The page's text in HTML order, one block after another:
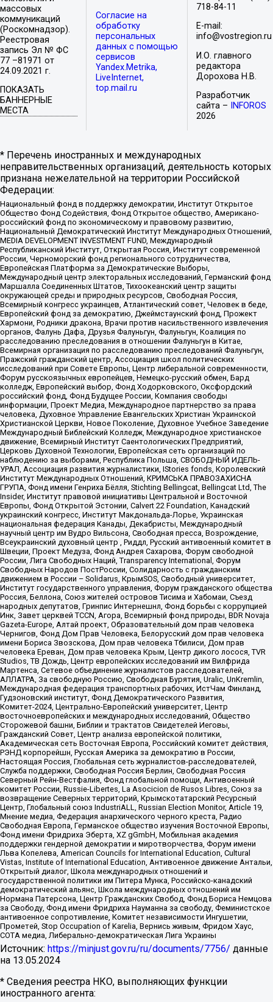
массовых
коммуникаций
(Роскомнадзор).
Реестровая
запись Эл № ФС
77 –81971 от
24.09.2021 г.
ПОКАЗАТЬ
БАННЕРНЫЕ
МЕСТА
Согласие на
обработку
персональных
данных с помощью
сервисов
Yandex.Metrika,
LiveInternet,
top.mail.ru
718-84-11
E-mail:
info@vostregion.ru
И.О. главного
редактора
Дорохова Н.В.
Разработчик
сайта –
INFOROS
2026
* Перечень иностранных и международных
неправительственных организаций, деятельность которых
признана нежелательной на территории Российской
Федерации:
Национальный фонд в поддержку демократии, Институт Открытое
Общество Фонд Содействия, Фонд Открытое общество, Американо-
российский фонд по экономическому и правовому развитию,
Национальный Демократический Институт Международных Отношений,
MEDIA DEVELOPMENT INVESTMENT FUND, Международный
Республиканский Институт, Открытая Россия, Институт современной
России, Черноморский фонд регионального сотрудничества,
Европейская Платформа за Демократические Выборы,
Международный центр электоральных исследований, Германский фонд
Маршалла Соединенных Штатов, Тихоокеанский центр защиты
окружающей среды и природных ресурсов, Свободная Россия,
Всемирный конгресс украинцев, Атлантический совет, Человек в беде,
Европейский фонд за демократию, Джеймстаунский фонд, Прожект
Хармони, Родники дракона, Врачи против насильственного извлечения
органов, Фалунь Дафа, Друзья Фалуньгун, Фалуньгун, Коалиция по
расследованию преследования в отношении Фалуньгун в Китае,
Всемирная организация по расследованию преследований Фалуньгун,
Пражский гражданский центр, Ассоциация школ политических
исследований при Совете Европы, Центр либеральной современности,
Форум русскоязычных европейцев, Немецко-русский обмен, Бард
колледж, Европейский выбор, Фонд Ходорковского, Оксфордский
российский фонд, Фонд Будущее России, Компания свободы
информации, Проект Медиа, Международное партнерство за права
человека, Духовное Управление Евангельских Христиан Украинской
Христианской Церкви, Новое Поколение, Духовное Учебное Заведение
Международный Библейский Колледж, Международное христианское
движение, Всемирный Институт Саентологических Предприятий,
Церковь Духовной Технологии, Европейская сеть организаций по
наблюдению за выборами, Республика Польша, СВОБОДНЫЙ ИДЕЛЬ-
УРАЛ, Ассоциация развития журналистики, IStories fonds, Королевский
Институт Международных Отношений, КРИМСЬКА ПРАВОЗАХИСНА
ГРУПА, Фонд имени Генриха Бёлля, Stichting Bellingcat, Bellingcat Ltd, The
Insider, Институт правовой инициативы Центральной и Восточной
Европы, Фонд Открытой Эстонии, Calvert 22 Foundation, Канадский
украинский конгресс, Институт Макдональда-Лорье, Украинская
национальная федерация Канады, Декабристы, Международный
научный центр им Вудро Вильсона, Свободная пресса, Возрождение,
Всеукраинский духовный центр , Риддл, Русский антивоенный комитет в
Швеции, Проект Медуза, Фонд Андрея Сахарова, Форум свободной
России, Лига Свободных Наций, Transparеncy International, Форум
Свободных Народов ПостРоссии, Солидарность с гражданским
движением в России – Solidarus, КрымSOS, Свободный университет,
Институт государственного управления, Форум гражданского общества
Россия, Беллона, Союз жителей островов Тисима и Хабомаи, Съезд
народных депутатов, Гринпис Интернешнл, Фонд борьбы с коррупцией
Инк, Завет церквей TCCN, Агора, Всемирный фонд природы, BDR Novaja
Gazeta-Europe, Алтай проект, Образовательный дом прав человека
Чернигов, Фонд Дом Прав Человека, Белорусский дом прав человека
имени Бориса Звозскова, Дом прав человека Тбилиси, Дом прав
человека Ереван, Дом прав человека Крым, Центр дикого лосося, TVR
Studios, ТВ Дождь, Центр европейских исследований им Вилфрида
Мартенса, Сетевое объединение журналистов расследователей,
АЛЛАТРА, За свободную Россию, Свободная Бурятия, Uralic, UnKremlin,
Международная федерация транспортных рабочих, ИстЧам Финланд,
Гудзоновский институт, Фонд Демократического Развития,
Комитет-2024, Центрально-Европейский университет, Центр
восточноевропейских и международных исследований, Общество
Сторожевой башни, Библии и трактатов Свидетелей Иеговы,
Гражданский Совет, Центр анализа европейской политики,
Академическая сеть Восточная Европа, Российский комитет действия,
РЭНД корпорейшн, Русская Америка за демократию в России,
Настоящая Россия, Глобальная сеть журналистов-расследователей,
Служба поддержки, Свободная Россия Берлин, Свободная Россия
Северный Рейн-Вестфалия, Фонд глобальной помощи, Антивоенный
комитет России, Russie-Libertes, La Asocicion de Rusos Libres, Союз за
возвращение Северных территорий, Крымскотатарский Ресурсный
Центр, Глобальный союз IndustriALL, Russian Election Monitor, Article 19,
Мнение медиа, Федерация анархического черного креста, Радио
Свободная Европа, Германское общество изучения Восточной Европы,
Фонд имени Фридриха Эберта, XZ gGmbH, Мобильная академия
поддержки гендерной демократии и миротворчества, Форум имени
Льва Копелева, American Councils for International Education, Cultural
Vistas, Institute of International Education, Антивоенное движение Антальи,
Открытый диалог, Школа международных отношений и
государственной политики им Питера Мунка, Российско-канадский
демократический альянс, Школа международных отношений им
Нормана Патерсона, Центр Гражданских Свобод, Фонд Бориса Немцова
за Свободу, Фонд имени Фридриха Науманна за свободу, Феминистское
антивоенное сопротивление, Комитет независимости Ингушетии,
Прометей, Stop Occupation of Karelia, Вернись живым, Фридом Хаус,
СОТА медиа, Либерально-демократическая Лига Украины
Источник: https://minjust.gov.ru/ru/documents/7756/ данные
на 13.05.2024
* Сведения реестра НКО, выполняющих функции
иностранного агента: